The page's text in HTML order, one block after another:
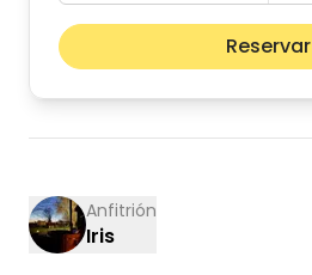
agosto de 2026
10
11
17
Reservar
Anfitrión
Iris